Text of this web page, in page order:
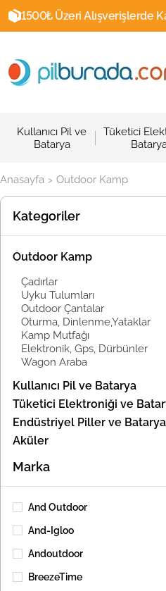
1500₺ Üzeri Alışverişlerde
Kullanıcı Pil ve
Batarya
Tüketici
Anasayfa > Outdoor Kamp
Kategoriler
Outdoor Kamp
Çadırlar
Uyku Tulumları
Outdoor Çantalar
Oturma, Dinlenme,Yataklar
Kamp Mutfağı
Elektronik, Gps, Dürbünler
Wagon Araba
Kullanıcı Pil ve Batarya
Tüketici Elektroniği ve
Endüstriyel Piller ve
Aküler
Şarj Cihazı
Pil Gruplama Ekipmanları
Güç İstasyonu
Fırsat Ürünler
Marka
And Outdoor
And-Igloo
Andoutdoor
BreezeTime